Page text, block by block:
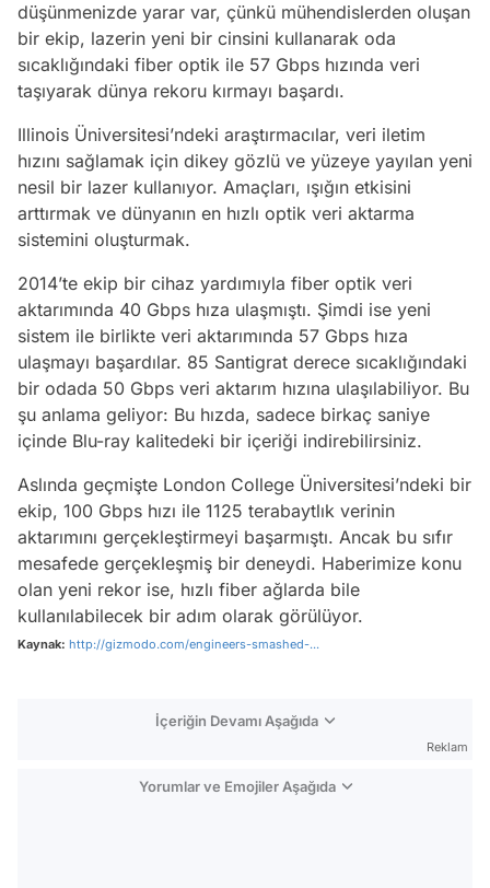
düşünmenizde yarar var, çünkü mühendislerden oluşan
bir ekip, lazerin yeni bir cinsini kullanarak oda
sıcaklığındaki fiber optik ile 57 Gbps hızında veri
taşıyarak dünya rekoru kırmayı başardı.
Illinois Üniversitesi’ndeki araştırmacılar, veri iletim
hızını sağlamak için dikey gözlü ve yüzeye yayılan yeni
nesil bir lazer kullanıyor. Amaçları, ışığın etkisini
arttırmak ve dünyanın en hızlı optik veri aktarma
sistemini oluşturmak.
2014’te ekip bir cihaz yardımıyla fiber optik veri
aktarımında 40 Gbps hıza ulaşmıştı. Şimdi ise yeni
sistem ile birlikte veri aktarımında 57 Gbps hıza
ulaşmayı başardılar. 85 Santigrat derece sıcaklığındaki
bir odada 50 Gbps veri aktarım hızına ulaşılabiliyor. Bu
şu anlama geliyor: Bu hızda, sadece birkaç saniye
içinde Blu-ray kalitedeki bir içeriği indirebilirsiniz.
Aslında geçmişte London College Üniversitesi’ndeki bir
ekip, 100 Gbps hızı ile 1125 terabaytlık verinin
aktarımını gerçekleştirmeyi başarmıştı. Ancak bu sıfır
mesafede gerçekleşmiş bir deneydi. Haberimize konu
olan yeni rekor ise, hızlı fiber ağlarda bile
kullanılabilecek bir adım olarak görülüyor.
Kaynak: http://gizmodo.com/engineers-smashed-...
İçeriğin Devamı Aşağıda
Reklam
Yorumlar ve Emojiler Aşağıda